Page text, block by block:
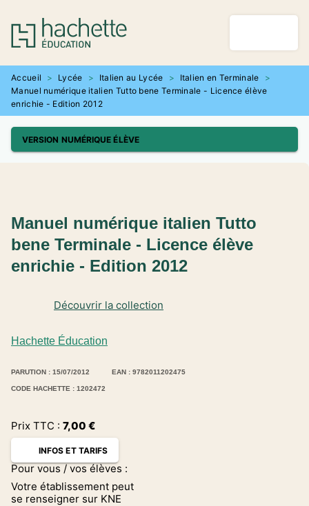
MENU RECHERCHE
PIED DE PAGE
Accueil > Lycée > Italien au Lycée > Italien en Terminale
>
Manuel numérique italien Tutto bene Terminale - Licence élève
enrichie - Edition 2012
VERSION NUMÉRIQUE ÉLÈVE
Hachette Éducation
Découvrir la collection
Manuel numérique italien Tutto
bene Terminale - Licence élève
enrichie - Edition 2012
PARUTION : 15/07/2012 EAN : 9782011202475
CODE HACHETTE : 1202472
Prix TTC : 7,00 €
INFOS ET TARIFS
Pour vous / vos élèves :
Votre établissement peut
se renseigner sur KNE